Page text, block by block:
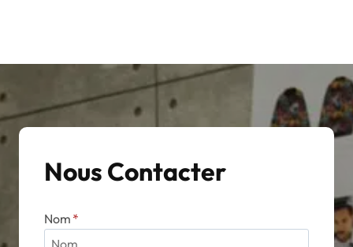
options
peuvent
choisies
page
Nous Contacter
Nom *